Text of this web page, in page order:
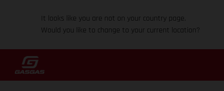
It looks like you are not on your country page.
Would you like to change to your current location?